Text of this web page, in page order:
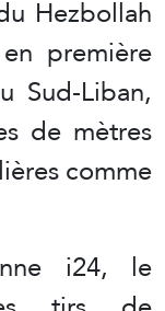
Hezbollah
première
Sud-Liban,
de mètres
comme
i24, le